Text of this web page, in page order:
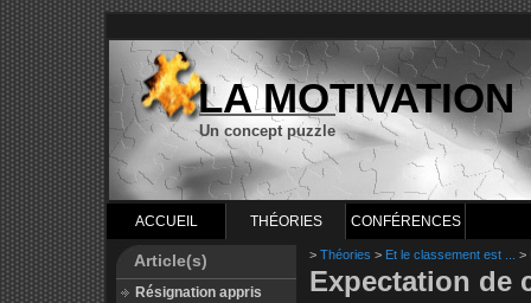
LA MOTIVATION
Un concept puzzle
ACCUEIL THÉORIES CONFÉRENCES
Article(s)
Résignation appris
> Théories > Et le classement est ... >
Expectation de